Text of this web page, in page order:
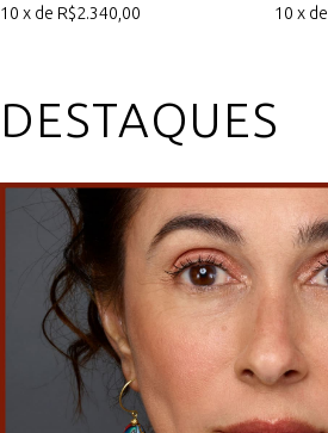
10 x de R$2.340,00
10 x
DESTAQUES